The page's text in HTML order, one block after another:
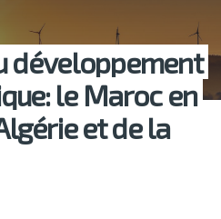
développement
le Maroc en
et de la